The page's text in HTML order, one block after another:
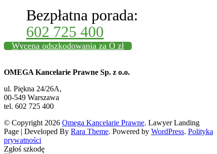
Bezpłatna porada:
602 725 400
Wycena odszkodowania za O zł
OMEGA Kancelarie Prawne Sp. z o.o.
ul. Piękna 24/26A,
00-549 Warszawa
tel. 602 725 400
© Copyright 2026 Omega Kancelarie Prawne. Lawyer Landing
Page | Developed By Rara Theme. Powered by WordPress. Polityka
prywatności
Zgłoś szkodę